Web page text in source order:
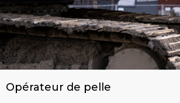
Opérateur de pelle